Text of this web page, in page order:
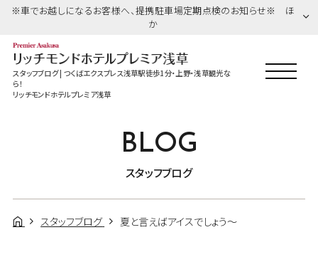
※車でお越しになるお客様へ、提携駐車場定期点検のお知らせ※ ほ
か
スタッフブログ | つくばエクスプレス浅草駅徒歩1分・上野・浅草観光な
ら！
リッチモンドホテルプレミア浅草
BLOG
スタッフブログ
スタッフブログ 夏と言えばアイスでしょう～